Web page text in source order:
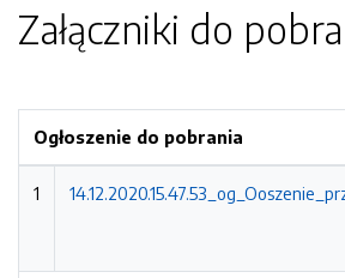
Załączniki do
Ogłoszenie do pobrania
1